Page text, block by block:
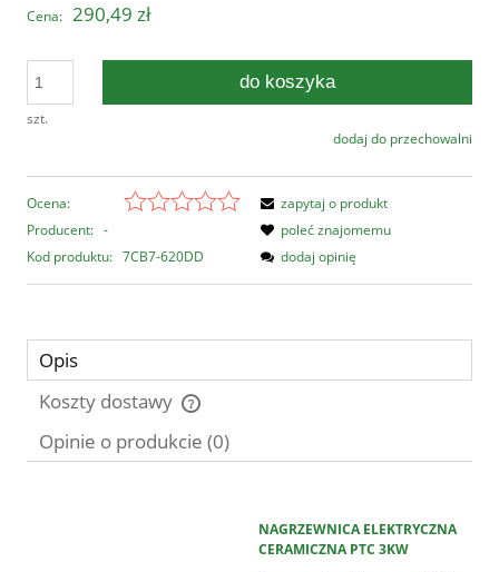
Cena: 290,49 zł
szt.
do koszyka
dodaj do przechowalni
Ocena:
Producent: -
Kod produktu: 7CB7-620DD
zapytaj o produkt
poleć znajomemu
dodaj opinię
Opis
Koszty dostawy
Cena nie zawiera ewentualnych kosztów płatności
Opinie o produkcie (0)
NAGRZEWNICA ELEKTRYCZNA
CERAMICZNA PTC 3KW